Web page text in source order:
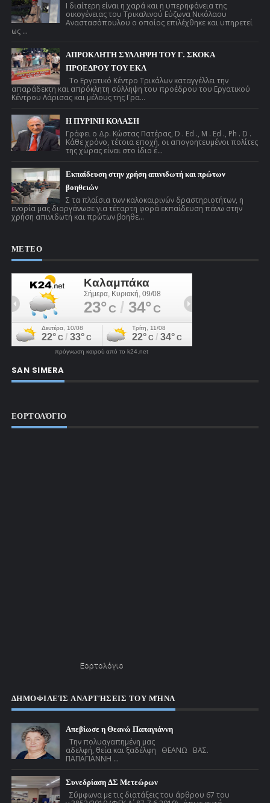
Ι διαίτερη είναι η χαρά και η υπερηφάνεια της
οικογένειας του Τρικαλινού Εύζωνα Νικόλαου
Αναστασόπουλου ο οποίος επιλέχθηκε και υπηρετεί
ως ...
ΑΠΡΟΚΛΗΤΗ ΣΥΛΛΗΨΗ ΤΟΥ Γ. ΣΚΟΚΑ
ΠΡΟΕΔΡΟΥ ΤΟΥ ΕΚΛ
Το Εργατικό Κέντρο Τρικάλων καταγγέλλει την
απαράδεκτη και απρόκλητη σύλληψη του προέδρου του Εργατικού
Κέντρου Λάρισας και μέλους της Γρα...
Η ΠΥΡΙΝΗ ΚΟΛΑΣΗ
Γράφει ο Δρ. Κώστας Πατέρας, D . Ed ., M . Ed ., Ph . D .
Κάθε χρόνο, τέτοια εποχή, οι απογοητευμένοι πολίτες
της χώρας είναι στο ίδιο έ...
Εκπαίδευση στην χρήση απινιδωτή και πρώτων
βοηθειών
Σ τα πλαίσια των καλοκαιρινών δραστηριοτήτων, η
ενορία μας διοργάνωσε για τέταρτη φορά εκπαίδευση πάνω στην
χρήση απινιδωτή και πρώτων βοηθε...
ΜΕΤΕΟ
πρόγνωση καιρού από το k24.net
SAN SIMERA
ΕΟΡΤΟΛΌΓΙΟ
Εορτολόγιο
ΔΗΜΟΦΙΛΕΊΣ ΑΝΑΡΤΉΣΕΙΣ ΤΟΥ ΜΉΝΑ
Απεβίωσε η Θεανώ Παπαγιάννη
Την πολυαγαπημένη μας
αδελφή, θεία και ξαδέλφη ΘΕΑΝΩ ΒΑΣ.
ΠΑΠΑΓΙΑΝΝΗ ...
Συνεδρίαση ΔΣ Μετεώρων
Σύμφωνα με τις διατάξεις του άρθρου 67 του